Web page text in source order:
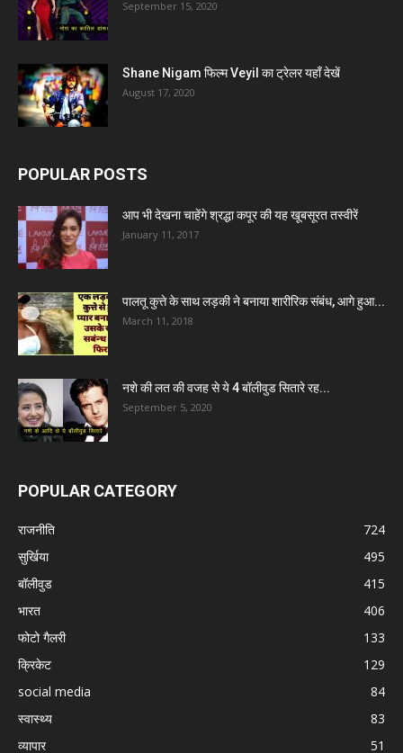
September 15, 2020
Shane Nigam फिल्म Veyil का ट्रेलर यहाँ देखें
August 17, 2020
POPULAR POSTS
आप भी देखना चाहेंगे श्रद्धा कपूर की यह खूबसूरत तस्वीरें
January 11, 2017
पालतू कुत्ते के साथ लड़की ने बनाया शारीरिक संबंध, आगे हुआ...
March 11, 2018
नशे की लत की वजह से ये 4 बॉलीवुड सितारे रह...
September 5, 2020
POPULAR CATEGORY
राजनीति
724
सुर्खिया
495
बॉलीवुड
415
भारत
406
फोटो गैलरी
133
क्रिकेट
129
social media
84
स्वास्थ्य
83
व्यापार
51